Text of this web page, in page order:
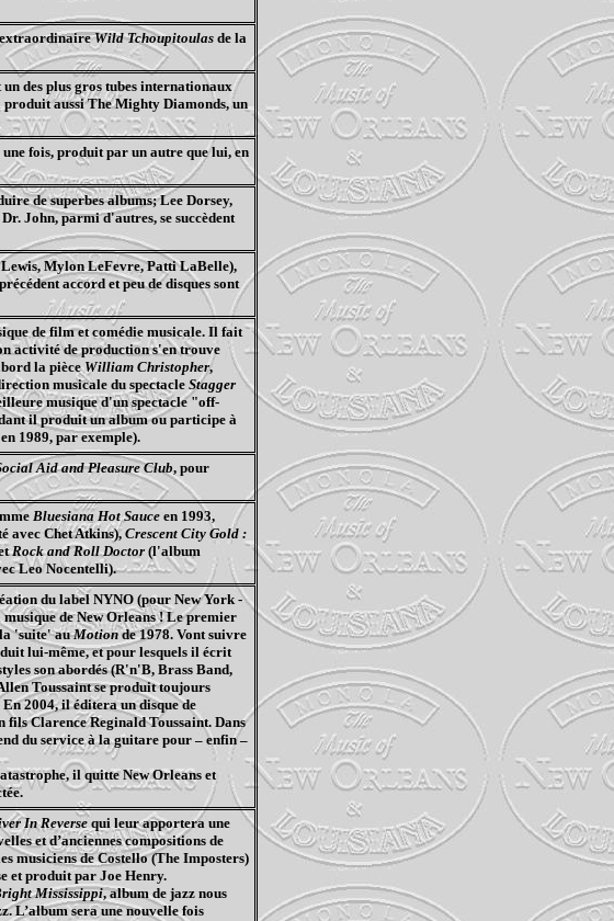
WildTchoupitoulasde la
des plus gros tubes internationaux
produit aussi The Mighty Diamonds, un
fois, produit par un autre que lui, en
de superbes albums; LeeDorsey,
John, parmi d'autres, se succèdent
Mylon LeFevre, PattiLaBelle),
accord et peu de disques sont
de film et comédie musicale. Il fait
activité de production s'en trouve
la pièceWilliam Christopher,
musicale du spectacle Stagger
musique d'un spectacle "off-
il produit un album ou participe à
1989, par exemple).
AidandPleasureClub, pour
BluesianaHot Sauce en 1993,
avecChetAtkins), Crescent City Gold :
Rock and RollDoctor(l'album
LeoNocentelli).
du label NYNO (pour New York -
musique de NewOrleans! Le premier
'suite' auMotionde 1978. Vont suivre
lui-même, et pour lesquels il écrit
son abordés (R'n'B, BrassBand,
Toussaint se produit toujours
2004, il éditera un disque de
fils Clarence Reginald Toussaint. Dans
du service à la guitare pour – enfin –
il quitte NewOrleanset
In Reversequi leur apportera une
et d’anciennes compositions de
musiciens de Costello (The Imposters)
et produit par Joe Henry.
Mississippi, album de jazz nous
L’album sera une nouvelle fois